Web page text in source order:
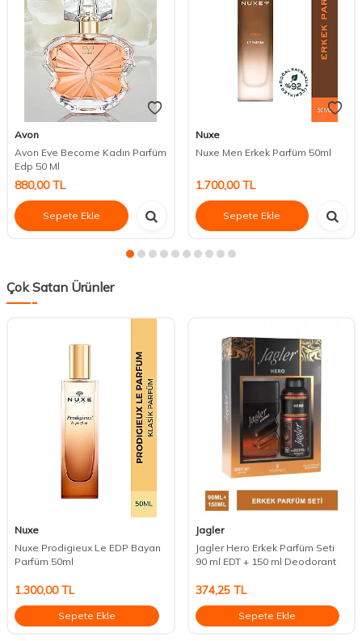
Avon
Avon Eve Become Kadın Parfüm
Edp 50 Ml
880,00TL
Sepete Ekle
Nuxe
Nuxe Men Erkek Parfüm 50ml
1.700,00TL
Sepete Ekle
Çok Satan Ürünler
Nuxe
Nuxe Prodigieux Le EDP Bayan
Parfüm 50ml
1.300,00TL
Sepete Ekle
Jagler
Jagler Hero Erkek Parfüm Seti
90 ml EDT + 150 ml Deodorant
374,25TL
Sepete Ekle